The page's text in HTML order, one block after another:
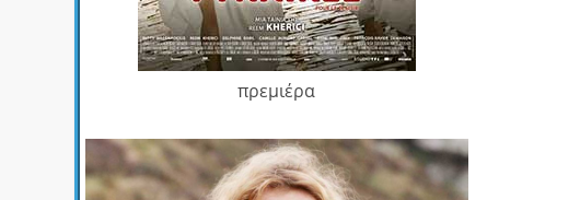
πρεμιέρα